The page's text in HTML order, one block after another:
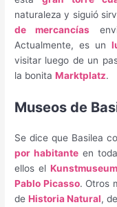
naturaleza y siguió
de mercancías
Actualmente, es un
visitar luego de un
la bonitaMarktplatz.
Museos de
Se dice que Basilea
por habitante en
ellos el Kunstmuseum
Pablo Picasso. Otros
deHistoria Natural,